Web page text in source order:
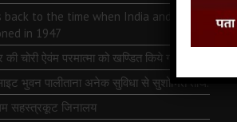
to the time when India and
in 1947
चोरी ऐवंम परमात्मा को खण्डित किये गये
भुवन पालीताना अनेक सुविधा से सुशोभित तीर्थ.
सहस्त्रकूट जिनालय